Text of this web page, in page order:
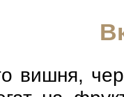
вишня,